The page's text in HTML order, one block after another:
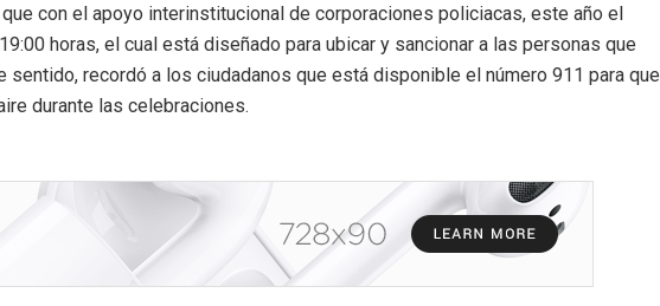
con el apoyo interinstitucional de corporaciones policiacas, este año el
horas, el cual está diseñado para ubicar y sancionar a las personas que
sentido, recordó a los ciudadanos que está disponible el número 911 para que
durante las celebraciones.